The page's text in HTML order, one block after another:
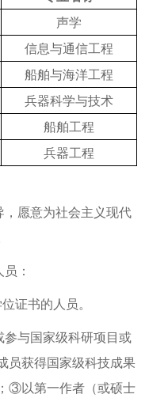
声学
信息与通信工程
船舶与海洋工程
兵器科学与技术
船舶工程
兵器工程
愿意为社会主义现代
：
证书的人员。
参与国家级科研项目或
员获得国家级科技成果
③以第一作者（或硕士